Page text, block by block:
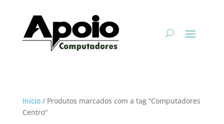
Início/ Produtos marcados com a tag “Computadores
Centro”